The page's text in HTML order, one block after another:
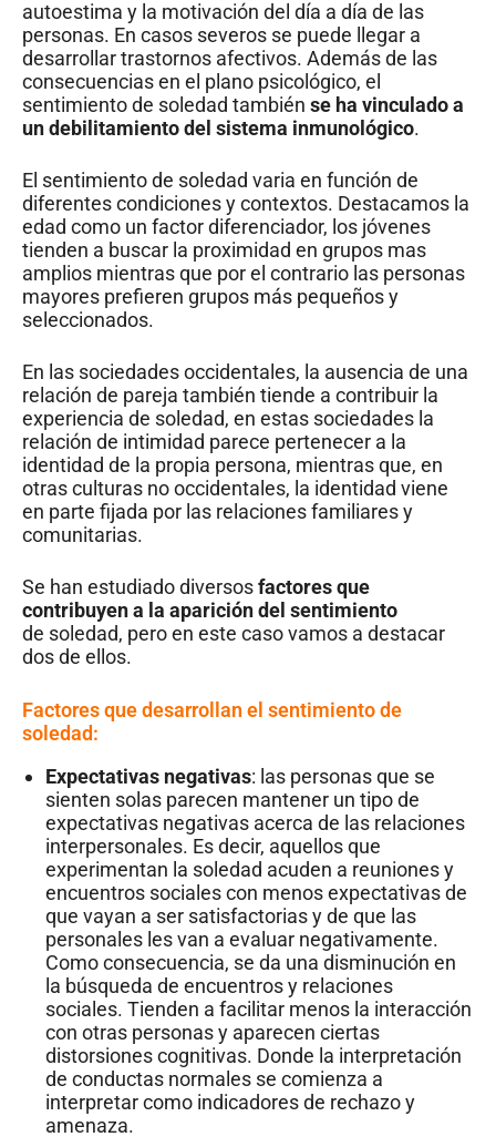
autoestima y la motivación del día a día de las
personas. En casos severos se puede llegar a
desarrollar trastornos afectivos. Además de las
consecuencias en el plano psicológico, el
sentimiento de soledad también se ha vinculado a
un debilitamiento del sistema inmunológico.
El sentimiento de soledad varia en función de
diferentes condiciones y contextos. Destacamos la
edad como un factor diferenciador, los jóvenes
tienden a buscar la proximidad en grupos mas
amplios mientras que por el contrario las personas
mayores prefieren grupos más pequeños y
seleccionados.
En las sociedades occidentales, la ausencia de una
relación de pareja también tiende a contribuir la
experiencia de soledad, en estas sociedades la
relación de intimidad parece pertenecer a la
identidad de la propia persona, mientras que, en
otras culturas no occidentales, la identidad viene
en parte fijada por las relaciones familiares y
comunitarias.
Se han estudiado diversosfactores que
contribuyen a la aparición del sentimiento
de soledad, pero en este caso vamos a destacar
dos de ellos.
Factores que desarrollan el sentimiento de
soledad:
Expectativas negativas: las personas que se
sienten solas parecen mantener un tipo de
expectativas negativas acerca de las relaciones
interpersonales. Es decir, aquellos que
experimentan la soledad acuden a reuniones y
encuentros sociales con menos expectativas de
que vayan a ser satisfactorias y de que las
personales les van a evaluar negativamente.
Como consecuencia, se da una disminución en
la búsqueda de encuentros y relaciones
sociales. Tienden a facilitar menos la interacción
con otras personas y aparecen ciertas
distorsiones cognitivas. Donde la interpretación
de conductas normales se comienza a
interpretar como indicadores de rechazo y
amenaza.